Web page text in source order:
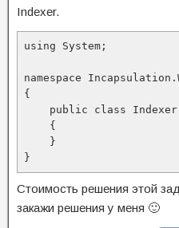
Indexer.
using System;
namespace
{
    public class Indexer
    {
    }
}
Стоимость решения этой
закажи решения у меня 🙂